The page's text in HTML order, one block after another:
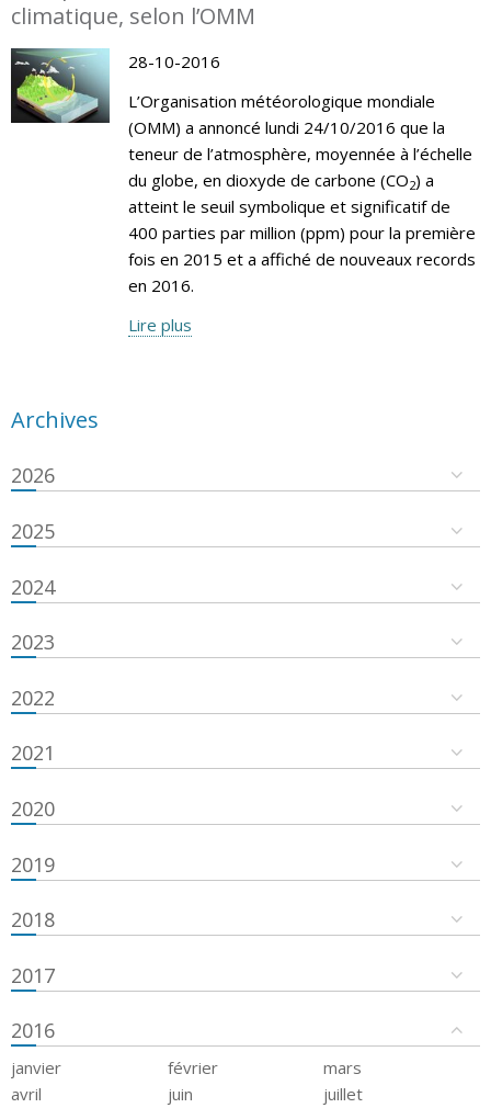
climatique, selon l’OMM
28-10-2016
L’Organisation météorologique mondiale
(OMM) a annoncé lundi 24/10/2016 que la
teneur de l’atmosphère, moyennée à l’échelle
du globe, en dioxyde de carbone (CO2) a
atteint le seuil symbolique et significatif de
400 parties par million (ppm) pour la première
fois en 2015 et a affiché de nouveaux records
en 2016.
Lire plus
Archives
2026
2025
2024
2023
2022
2021
2020
2019
2018
2017
2016
janvier février
mars
avril
juin
juillet